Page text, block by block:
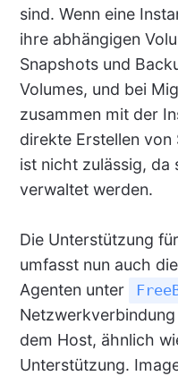
sind. Wenn eine
ihre abhängigen
Snapshots und
Volumes, und bei
zusammen mit der
direkte Erstellen von
ist nicht zulässig, da
verwaltet werden.
Die Unterstützung
umfasst nun auch
Agenten unter
dem Host, ähnlich
Unterstützung.